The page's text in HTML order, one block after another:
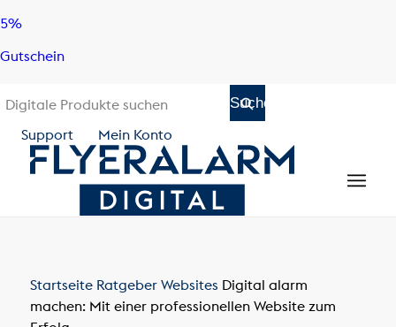
Skip
content
Skip
navigation
5%
Gutschein
Support Mein Konto
Startseite Ratgeber Websites Digital alarm
machen: Mit einer professionellen Website zum